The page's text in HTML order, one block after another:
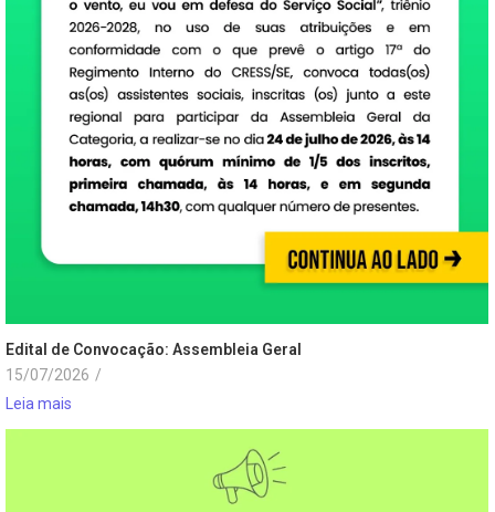
Edital de Convocação: Assembleia Geral
15/07/2026 /
Leia mais